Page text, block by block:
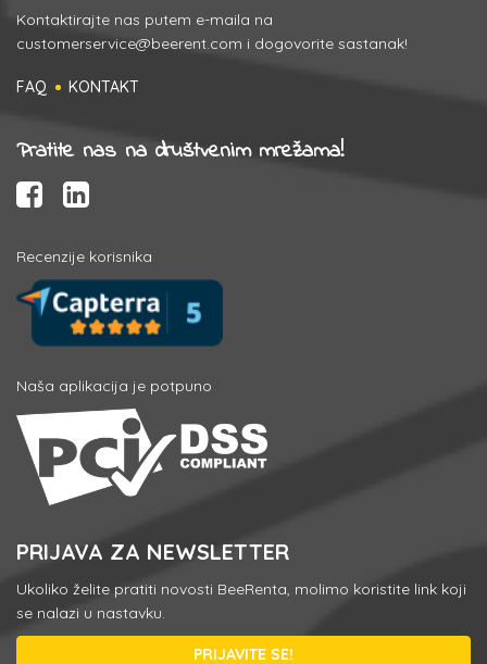
Kontaktirajte nas putem e-maila na
customerservice@beerent.com i dogovorite sastanak!
FAQ KONTAKT
Pratite nas na društvenim mrežama!
Recenzije korisnika
Naša aplikacija je potpuno
PRIJAVA ZA NEWSLETTER
Ukoliko želite pratiti novosti BeeRenta, molimo koristite link koji
se nalazi u nastavku.
PRIJAVITE SE!